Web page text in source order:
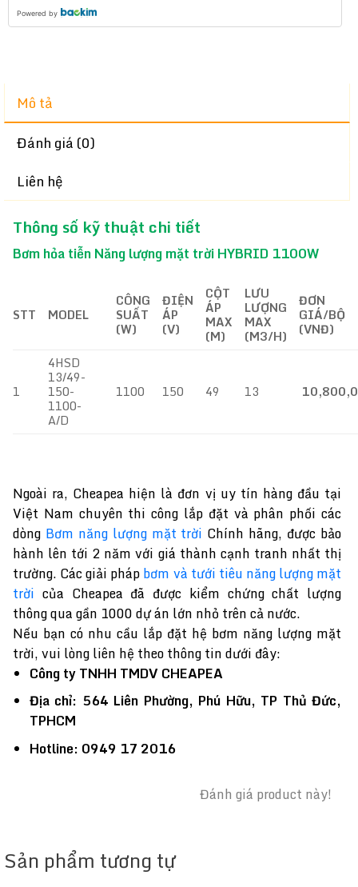
Powered by
Mô tả
Đánh giá (0)
Liên hệ
Thông số kỹ thuật chi tiết
Bơm hỏa tiễn Năng lượng mặt trời HYBRID 1100W
STT MODEL
CÔNG
SUẤT
(W)
ĐIỆN
ÁP
(V)
CỘT
ÁP
MAX
(M)
LƯU
LƯỢNG
MAX
(M3/H)
ĐƠN
GIÁ/BỘ
(VNĐ)
1
4HSD
13/49-
150-
1100-
A/D
1100 150 49 13
Ngoài ra, Cheapea hiện là đơn vị uy tín hàng đầu tại
Việt Nam chuyên thi công lắp đặt và phân phối các
dòng Bơm năng lượng mặt trời Chính hãng, được bảo
hành lên tới 2 năm với giá thành cạnh tranh nhất thị
trường. Các giải phápbơm và tưới tiêu năng lượng mặt
trời của Cheapea đã được kiểm chứng chất lượng
thông qua gần 1000 dự án lớn nhỏ trên cả nước.
Nếu bạn có nhu cầu lắp đặt hệ bơm năng lượng mặt
trời, vui lòng liên hệ theo thông tin dưới đây:
Công ty TNHH TMDV CHEAPEA
Địa chỉ: 564 Liên Phường, Phú Hữu, TP Thủ Đức,
TPHCM
Hotline: 0949 17 2016
Đánh giá product này!
Sản phẩm tương tự